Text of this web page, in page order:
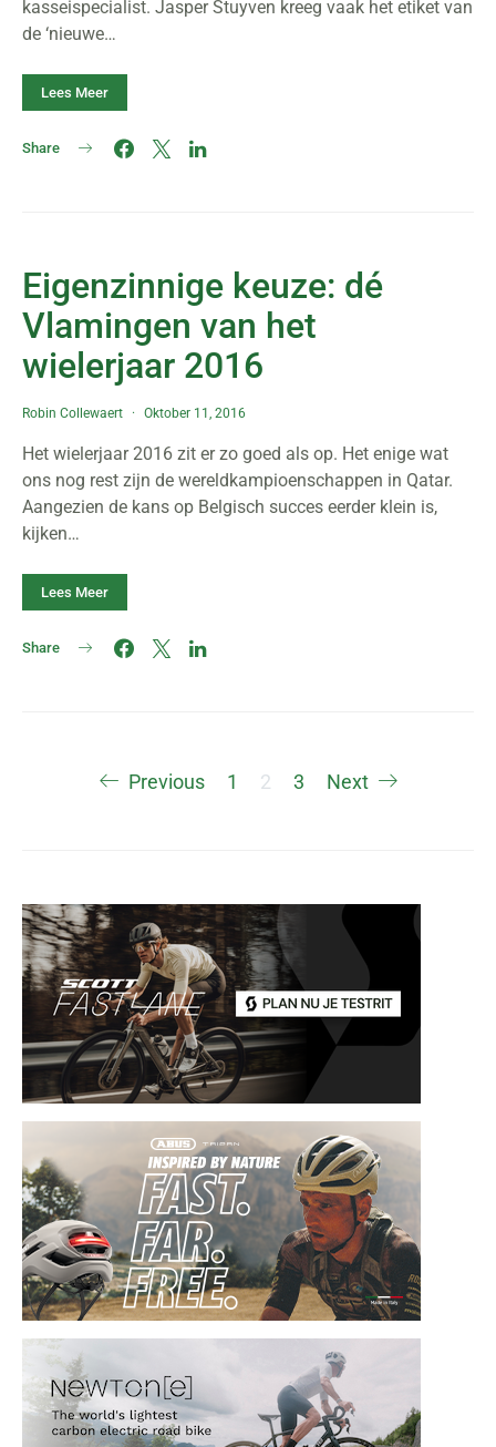
kasseispecialist. Jasper Stuyven kreeg vaak het etiket van
de ‘nieuwe…
Lees Meer
Share
Eigenzinnige keuze: dé
Vlamingen van het
wielerjaar 2016
Robin Collewaert Oktober 11, 2016
Het wielerjaar 2016 zit er zo goed als op. Het enige wat
ons nog rest zijn de wereldkampioenschappen in Qatar.
Aangezien de kans op Belgisch succes eerder klein is,
kijken…
Lees Meer
Share
Berichten
Previous 1 2 3 Next